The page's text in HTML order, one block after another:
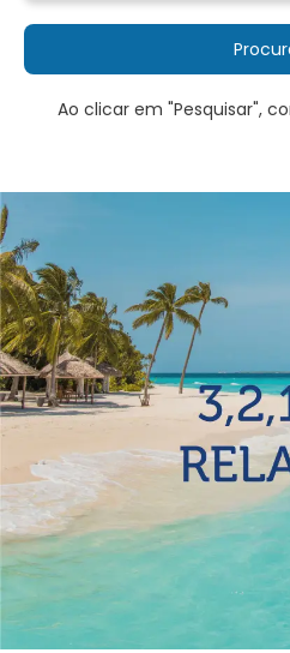
Ao clicar em "Pesquisar",